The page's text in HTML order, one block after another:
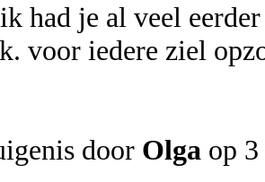
had je al veel
voor iedere ziel
door Olga op